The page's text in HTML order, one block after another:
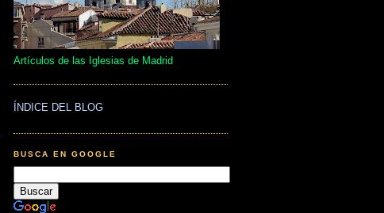
Artículos de las Iglesias de Madrid
ÍNDICE DEL BLOG
BUSCA EN GOOGLE